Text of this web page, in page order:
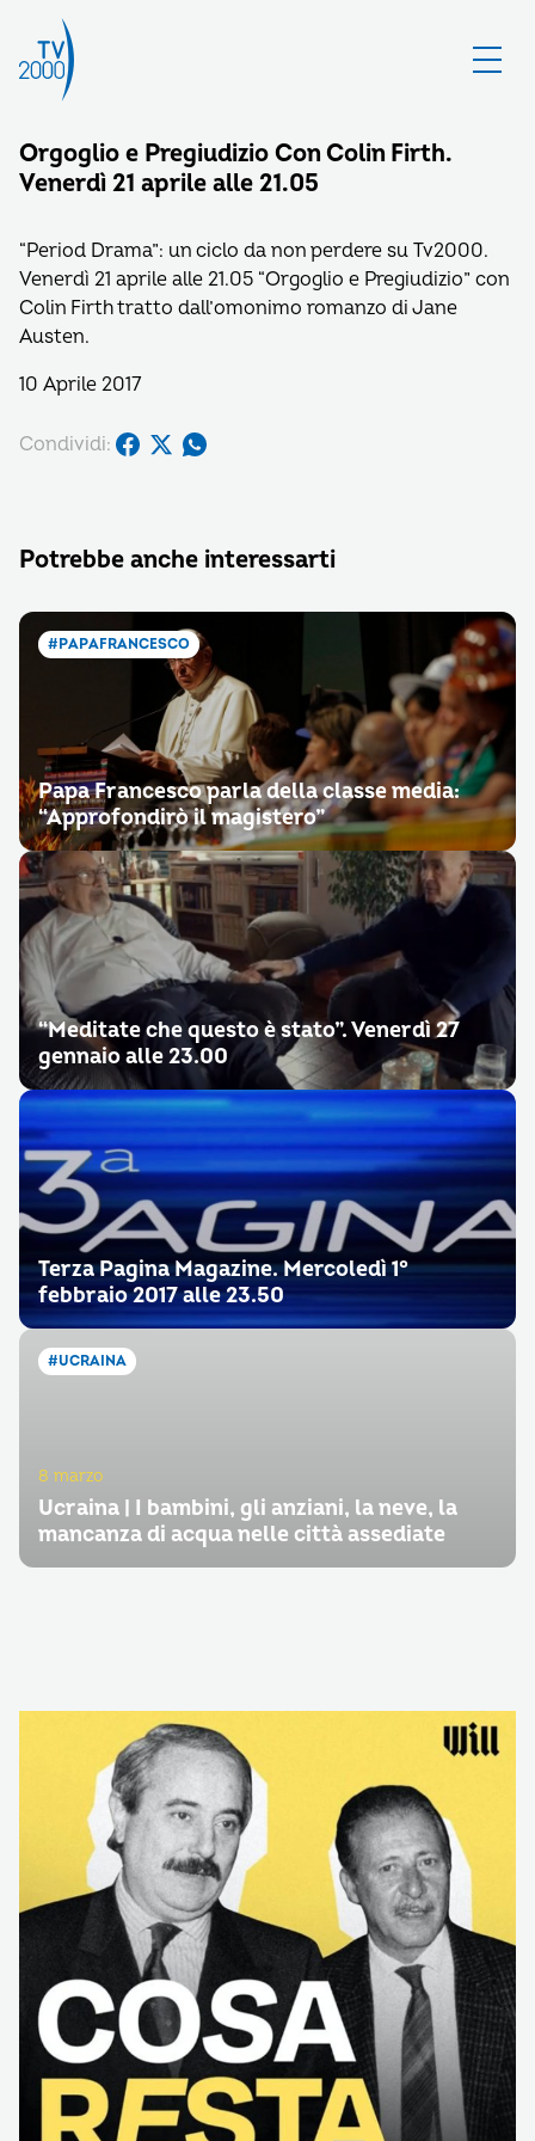
Orgoglio e Pregiudizio Con Colin Firth.
Venerdì 21 aprile alle 21.05
“Period Drama”: un ciclo da non perdere su Tv2000.
Venerdì 21 aprile alle 21.05 “Orgoglio e Pregiudizio” con
Colin Firth tratto dall’omonimo romanzo di Jane
Austen.
10 Aprile 2017
Condividi:
Potrebbe anche interessarti
#PAPAFRANCESCO
Papa Francesco parla della classe media:
“Approfondirò il magistero”
“Meditate che questo è stato”. Venerdì 27
gennaio alle 23.00
Terza Pagina Magazine. Mercoledì 1°
febbraio 2017 alle 23.50
#UCRAINA
8 marzo
Ucraina | I bambini, gli anziani, la neve, la
mancanza di acqua nelle città assediate